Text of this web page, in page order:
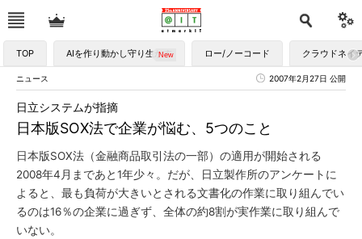
TOP AIを作り動かし守り生かす ロー/ノーコード クラウドネイ
ニュース 2007年2月27日 公開
日本版SOX法で企業が悩む、5つのこと
日立システムが指摘
日本版SOX法（金融商品取引法の一部）の適用が開始される
2008年4月まであと1年少々。だが、日立製作所のアンケートに
よると、最も負荷が大きいとされる文書化の作業に取り組んでい
るのは16％の企業に過ぎず、全体の約8割が実作業に取り組んで
いない。